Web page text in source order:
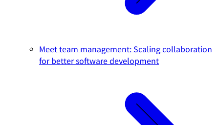
Meet team management: Scaling collaboration
for better software development